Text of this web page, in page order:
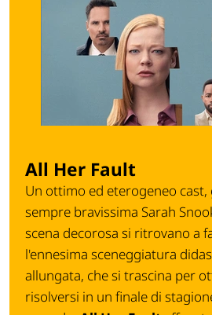
All Her Fault
Un ottimo ed eterogeneo cast,
sempre bravissima Sarah
scena decorosa si ritrovano a
l'ennesima sceneggiatura
allungata, che si trascina per
risolversi in un finale di